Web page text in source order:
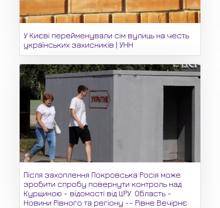
У Києві перейменували сім вулиць на честь
українських захисників | УНН
Після захоплення Покровська Росія може
зробити спробу повернути контроль над
Курщиною - відомості від ЦРУ. Область -
Новини Рівного та регіону -- Рівне Вечірнє